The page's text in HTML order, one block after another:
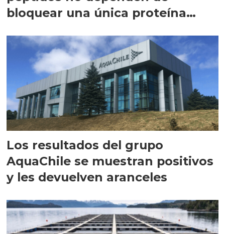
bloquear una única proteína
Los resultados del grupo
AquaChile se muestran positivos
y les devuelven aranceles